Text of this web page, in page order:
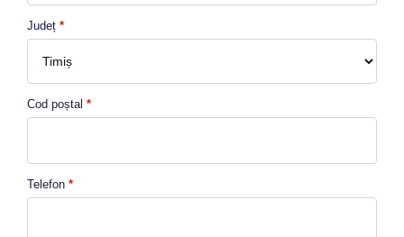
Județ *
Cod poștal *
Telefon *